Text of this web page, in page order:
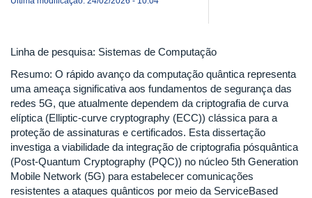
Linha de pesquisa: Sistemas de Computação
Resumo: O rápido avanço da computação quântica representa
uma ameaça significativa aos fundamentos de segurança das
redes 5G, que atualmente dependem da criptografia de curva
elíptica (Elliptic-curve cryptography (ECC)) clássica para a
proteção de assinaturas e certificados. Esta dissertação
investiga a viabilidade da integração de criptografia pósquântica
(Post-Quantum Cryptography (PQC)) no núcleo 5th Generation
Mobile Network (5G) para estabelecer comunicações
resistentes a ataques quânticos por meio da ServiceBased